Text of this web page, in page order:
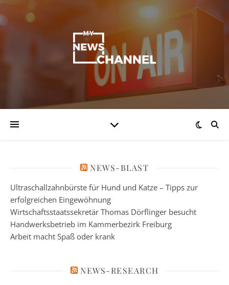
NEWS-BLAST
Ultraschallzahnbürste für Hund und Katze – Tipps zur
erfolgreichen Eingewöhnung
Wirtschaftsstaatssekretär Thomas Dörflinger besucht
Handwerksbetrieb im Kammerbezirk Freiburg
Arbeit macht Spaß oder krank
NEWS-RESEARCH